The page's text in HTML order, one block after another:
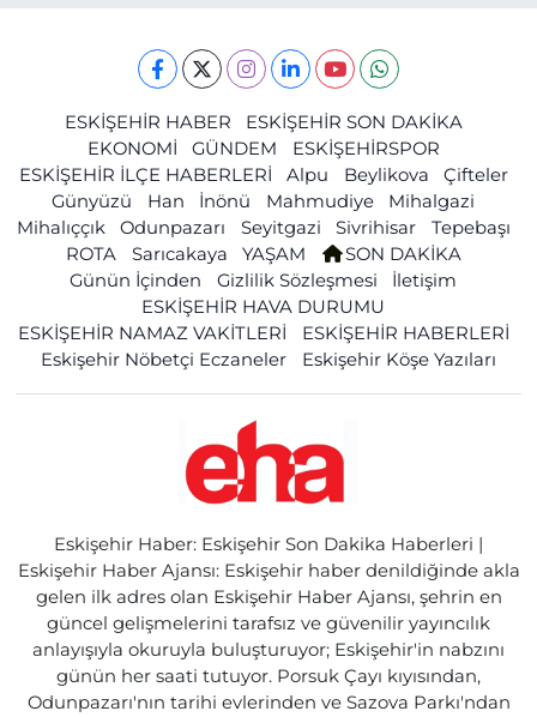
ESKİŞEHİR HABER
ESKİŞEHİR SON DAKİKA
EKONOMİ
GÜNDEM
ESKİŞEHİRSPOR
ESKİŞEHİR İLÇE HABERLERİ
Alpu Beylikova
Çifteler
Günyüzü
Han İnönü Mahmudiye
Mihalgazi
Mihalıççık
Odunpazarı Seyitgazi Sivrihisar
Tepebaşı
ROTA
Sarıcakaya YAŞAM
SON DAKİKA
Günün İçinden
Gizlilik Sözleşmesi
İletişim
ESKİŞEHİR HAVA DURUMU
ESKİŞEHİR NAMAZ VAKİTLERİ
ESKİŞEHİR HABERLERİ
Eskişehir Nöbetçi Eczaneler
Eskişehir Köşe Yazıları
Eskişehir Haber: Eskişehir Son Dakika Haberleri |
Eskişehir Haber Ajansı: Eskişehir haber denildiğinde akla
gelen ilk adres olan Eskişehir Haber Ajansı, şehrin en
güncel gelişmelerini tarafsız ve güvenilir yayıncılık
anlayışıyla okuruyla buluşturuyor; Eskişehir'in nabzını
günün her saati tutuyor. Porsuk Çayı kıyısından,
Odunpazarı'nın tarihi evlerinden ve Sazova Parkı'ndan